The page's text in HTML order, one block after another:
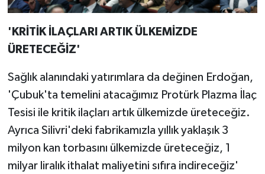
'KRİTİK İLAÇLARI ARTIK ÜLKEMİZDE
ÜRETECEĞİZ'
Sağlık alanındaki yatırımlara da değinen Erdoğan,
'Çubuk'ta temelini atacağımız Protürk Plazma İlaç
Tesisi ile kritik ilaçları artık ülkemizde üreteceğiz.
Ayrıca Silivri'deki fabrikamızla yıllık yaklaşık 3
milyon kan torbasını ülkemizde üreteceğiz, 1
milyar liralık ithalat maliyetini sıfıra indireceğiz'